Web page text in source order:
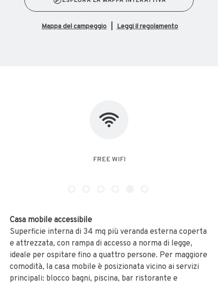
mappa del campeggio Leggi il regolamento
NO PET
Casa mobile accessibile
Superficie interna di 34 mq più veranda esterna coperta
e attrezzata, con rampa di accesso a norma di legge,
ideale per ospitare fino a quattro persone. Per maggiore
comodità, la casa mobile è posizionata vicino ai servizi
principali: blocco bagni, piscina, bar ristorante e